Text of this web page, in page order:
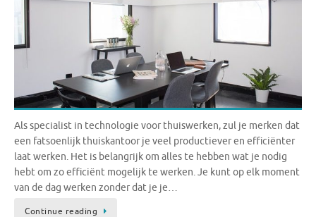
Als specialist in technologie voor thuiswerken, zul je merken dat
een fatsoenlijk thuiskantoor je veel productiever en efficiënter
laat werken. Het is belangrijk om alles te hebben wat je nodig
hebt om zo efficiënt mogelijk te werken. Je kunt op elk moment
van de dag werken zonder dat je je…
Continue reading